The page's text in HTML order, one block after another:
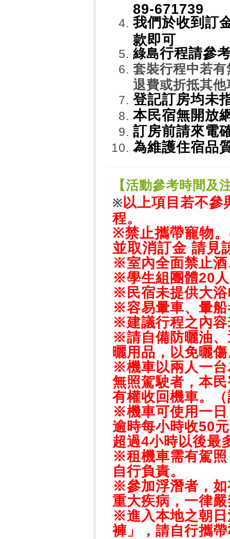
89-671739
我們於收到訂
款即可
綠島行程請參
套裝行程中若
退費或折抵其他
登記訂房均未
本民宿無開放
訂房前請來電
為維護住宿品
【活動參考時間及
※以上項目若不參
程。
※禁止攜帶寵物
並取消訂金 請見
※室內全面禁止
※學生組團體20
※民宿未提供大
※容易暈車、暈
※建議行程之內容
※請自備防曬油、
曬用品，以免曬
※機車以兩人一台
無照駕駛者，本
有權收回機車。
※機車可使用一
逾時每小時收50
超過4小時以後最
※租機車需有駕照
自行負責。
※參加浮潛者，如
重大疾病，一律
※進入本地之朝日
褲」，請自行攜